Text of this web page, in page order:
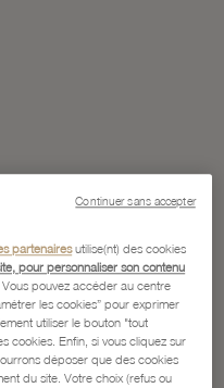
partenairesutilise(nt) des cookies
pour personnaliser son contenu
Vous pouvez accéder au centre
les cookies” pour exprimer
utiliser le bouton "tout
cookies. Enfin, si vous cliquez sur
déposer que des cookies
du site. Votre choix (refus ou
Continuer sans accepter